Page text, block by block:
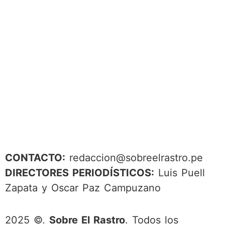
CONTACTO: redaccion@sobreelrastro.pe
DIRECTORES PERIODÍSTICOS: Luis Puell
Zapata y Oscar Paz Campuzano
2025 ©. Sobre El Rastro. Todos los